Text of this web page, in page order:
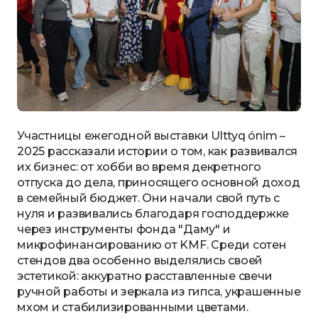
Участницы ежегодной выставки Ulttyq ónim –
2025 рассказали истории о том, как развивался
их бизнес: от хобби во время декретного
отпуска до дела, приносящего основной доход
в семейный бюджет. Они начали свой путь с
нуля и развивались благодаря господдержке
через инструменты фонда "Даму" и
микрофинансированию от KMF. Среди сотен
стендов два особенно выделялись своей
эстетикой: аккуратно расставленные свечи
ручной работы и зеркала из гипса, украшенные
мхом и стабилизированными цветами.